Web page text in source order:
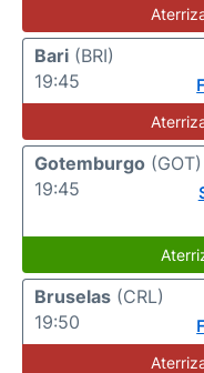
Bari (BRI)
19:45
Gotemburgo (GOT)
19:45
Bruselas (CRL)
19:50